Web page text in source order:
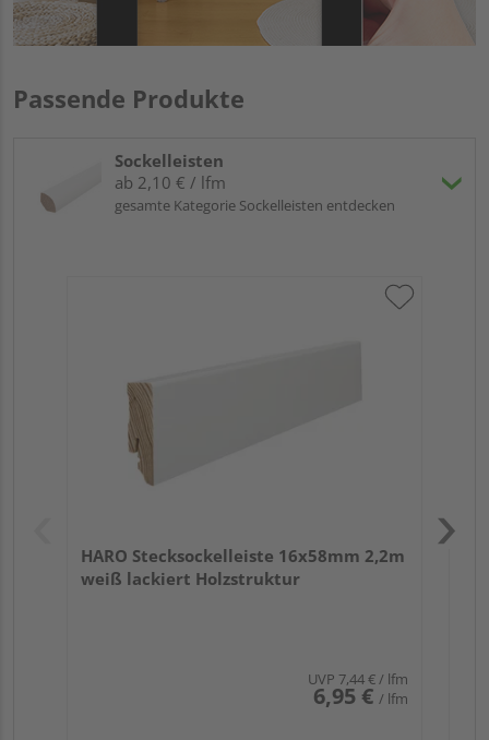
Passende Produkte
Sockelleisten
ab 2,10 € / lfm
gesamte Kategorie Sockelleisten entdecken
HARO Stecksockelleiste 16x58mm 2,2m
weiß lackiert Holzstruktur
UVP 7,44 €/ lfm
6,95 € / lfm